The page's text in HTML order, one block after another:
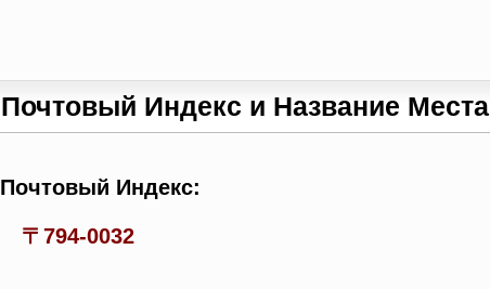
Почтовый Индекс и Название Места
Почтовый Индекс:
〒794-0032